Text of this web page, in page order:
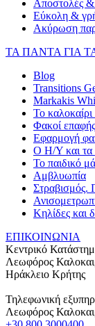
Αποστολές
Εύκολη &
Ακύρωση
ΤΑ ΠΑΝΤΑ ΓΙΑ
Blog
Transitions
Markakis
Το καλοκαίρι
Φακοί επαφής
Εφαρμογή
Ο Η/Υ και τα
Το παιδικό
Αμβλυωπία
Στραβισμός.
Κηλίδες και
ΕΠΙΚΟΙΝΩΝΙΑ
Κεντρικό
Λεωφόρος
Ηράκλειο Κρήτης
Τηλεφωνική
Λεωφόρος